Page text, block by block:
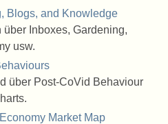
Blogs, and Knowledge
Inboxes, Gardening,
usw.
über Post-CoVid Behaviour
Market Map